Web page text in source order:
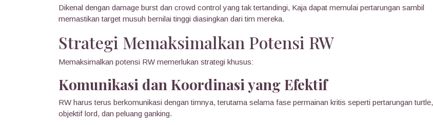
Dikenal dengan damage burst dan crowd control yang tak tertandingi, Kaja dapat memulai pertarungan sambil
memastikan target musuh bernilai tinggi diasingkan dari tim mereka.
Strategi Memaksimalkan Potensi RW
Memaksimalkan potensi RW memerlukan strategi khusus:
Komunikasi dan Koordinasi yang Efektif
RW harus terus berkomunikasi dengan timnya, terutama selama fase permainan kritis seperti pertarungan turtle,
objektif lord, dan peluang ganking.